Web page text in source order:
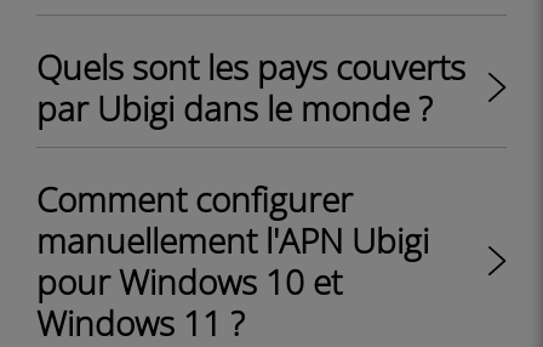
Quels sont les pays couverts
par Ubigi dans le monde ?
Comment configurer
manuellement l'APN Ubigi
pour Windows 10 et
Windows 11 ?